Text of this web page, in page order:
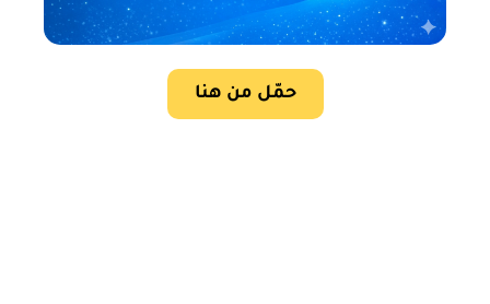
حمّل من هنا